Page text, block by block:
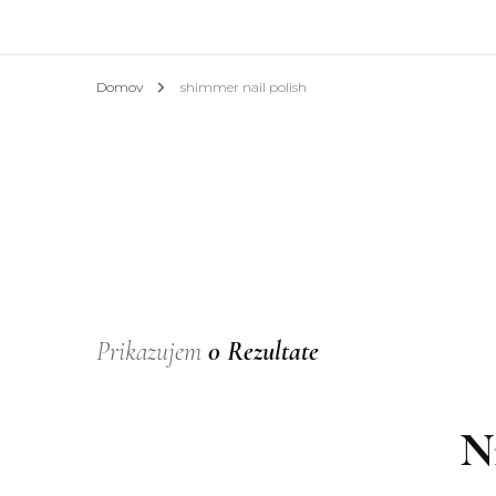
Domov shimmer nail polish
Prikazujem 0 Rezultate